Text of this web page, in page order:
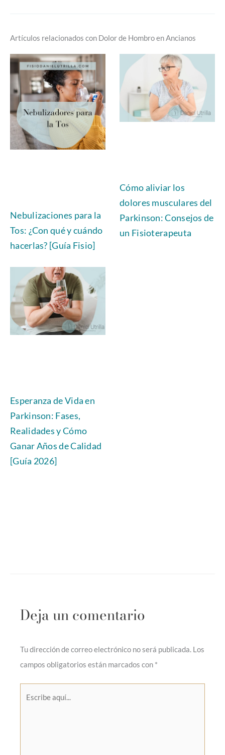
Artículos relacionados con Dolor de Hombro en Ancianos
Nebulizaciones para la
Tos: ¿Con qué y cuándo
hacerlas? [Guía Fisio]
Cómo aliviar los
dolores musculares del
Parkinson: Consejos de
un Fisioterapeuta
Esperanza de Vida en
Parkinson: Fases,
Realidades y Cómo
Ganar Años de Calidad
[Guía 2026]
Deja un comentario
Tu dirección de correo electrónico no será publicada. Los
campos obligatorios están marcados con *